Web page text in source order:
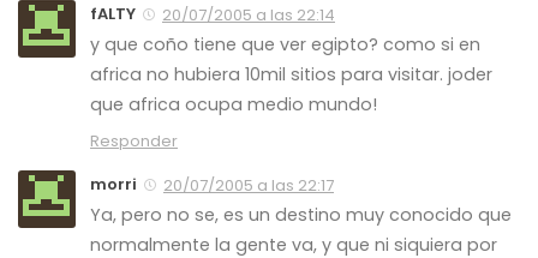
fALTY
20/07/2005 a las 22:14
y que coño tiene que ver egipto? como si en
africa no hubiera 10mil sitios para visitar. joder
que africa ocupa medio mundo!
Responder
morri
20/07/2005 a las 22:17
Ya, pero no se, es un destino muy conocido que
normalmente la gente va, y que ni siquiera por